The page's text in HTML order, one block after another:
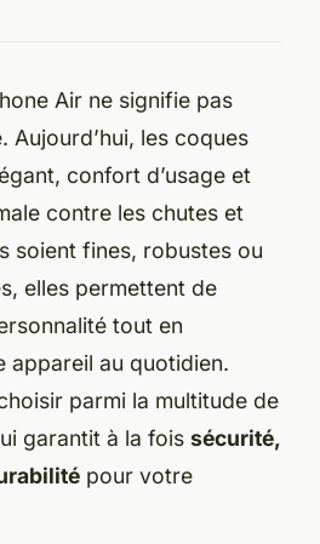
Air ne signifie pas
Aujourd’hui, les coques
confort d’usage et
contre les chutes et
soient fines, robustes ou
elles permettent de
tout en
appareil au quotidien.
parmi la multitude de
garantit à la fois sécurité,
pour votre